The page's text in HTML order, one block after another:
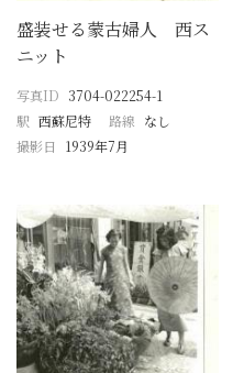
盛装せる蒙古婦人 西ス
ニット
写真ID 3704-022254-1
駅 西蘇尼特 路線 なし
撮影日
1939年7月